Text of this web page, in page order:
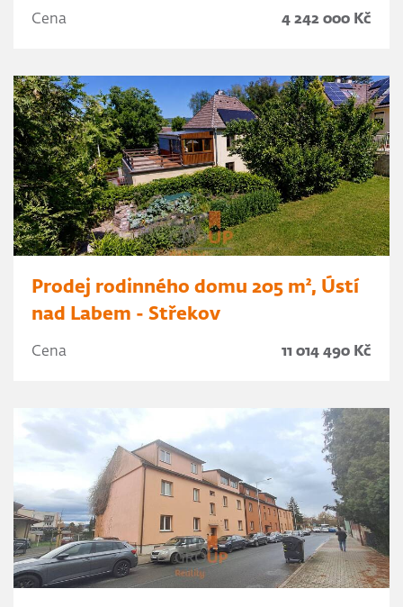
Cena 4 242 000 Kč
Prodej rodinného domu 205 m², Ústí
nad Labem - Střekov
Cena 11 014 490 Kč